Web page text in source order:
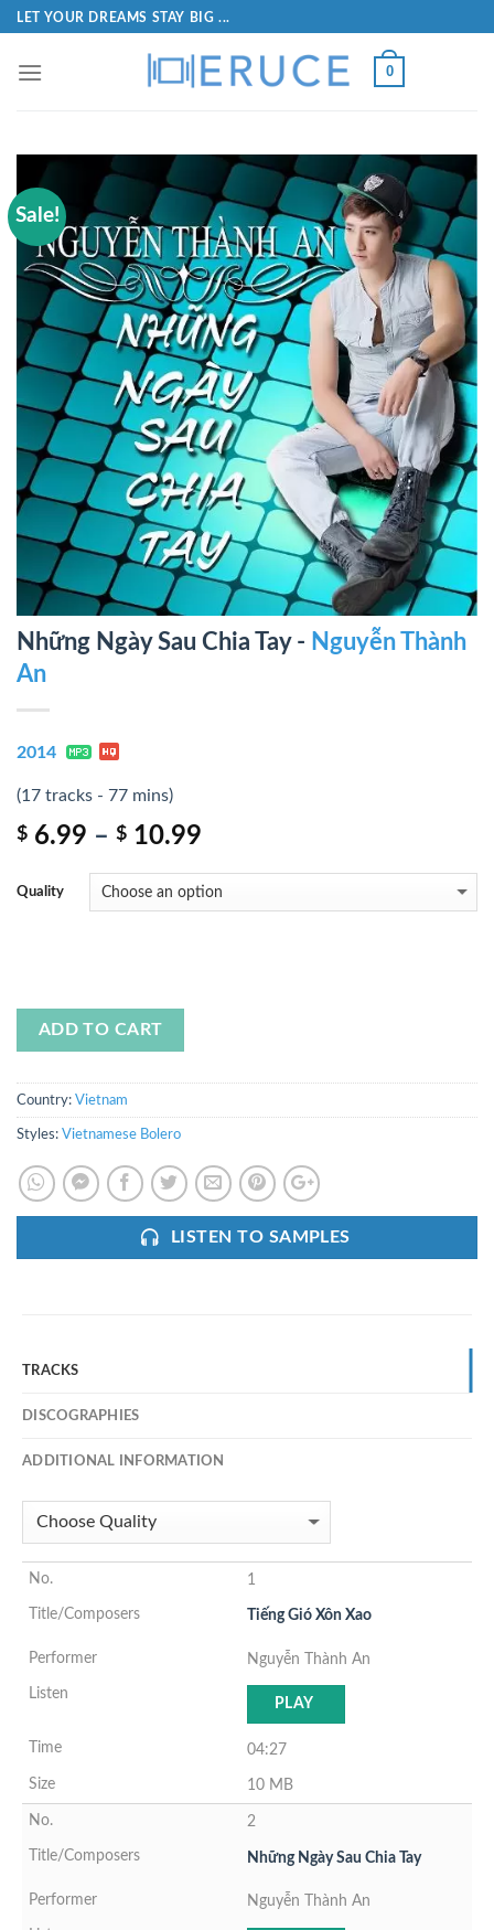
LET YOUR DREAMS STAY BIG ...
0
Sale!
Những Ngày Sau Chia Tay - Nguyễn Thành
An
2014
(17 tracks - 77 mins)
$ 6.99 – $ 10.99
Quality
ADD TO CART
Country: Vietnam
Styles: Vietnamese Bolero
LISTEN TO SAMPLES
TRACKS
DISCOGRAPHIES
ADDITIONAL INFORMATION
1
Tiếng Gió Xôn Xao
Nguyễn Thành An
PLAY
04:27
10 MB
2
Những Ngày Sau Chia Tay
Nguyễn Thành An